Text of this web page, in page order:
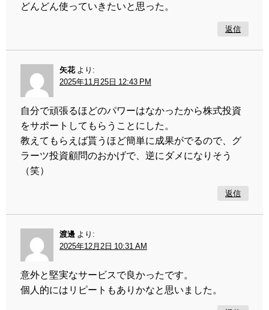
どんどん使っていきたいと思った。
返信
矢花 より:
2025年11月25日 12:43 PM
自分で頑張るほどのパワーはなかったから株式投資
をサポートしてもらうことにした。
教えてもらえば貰うほど簡単に成果がでるので、グ
ラーツ投資顧問のおかげで、逆にダメになりそう
（笑）
返信
渡邊 より:
2025年12月2日 10:31 AM
意外と堅実なサービスで良かったです。
個人的にはリピートもありかなと思いました。